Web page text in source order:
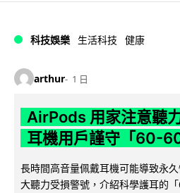
科技娛樂 生活科技 健康
arthur 1 日
AirPods 用家注意聽
耳機用戶謹守「60-
長時間高音量佩戴耳機可能導致永
大聽力受損警號，介紹科學護耳的